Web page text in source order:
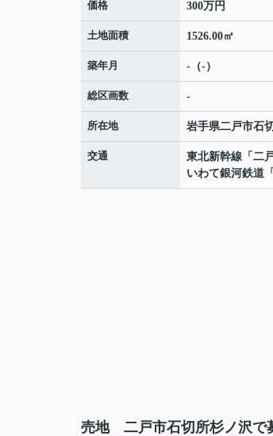
価格 300万円
土地面積 1526.00㎡
築年月 -（-）
総区画数 -
所在地 岩手県二戸市石
交通 東北新幹線 「 二
いわて銀河鉄道 「
売地 二戸市石切所杉ノ沢で